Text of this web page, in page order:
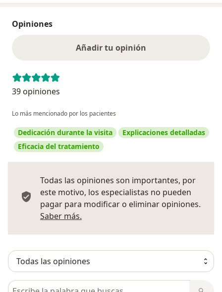
Opiniones
Añadir tu opinión
39 opiniones
Lo más mencionado por los pacientes
Dedicación durante la visita
Explicaciones detalladas
Eficacia del tratamiento
Todas las opiniones son importantes, por
este motivo, los especialistas no pueden
pagar para modificar o eliminar opiniones.
Saber más.
Busca en opiniones